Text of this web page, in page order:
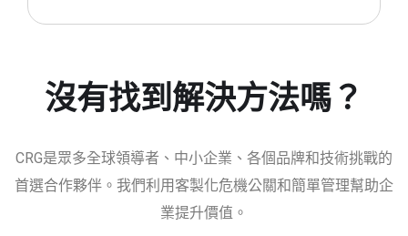
沒有找到解決方法嗎？
CRG是眾多全球領導者、中小企業、各個品牌和技術挑戰的
首選合作夥伴。我們利用客製化危機公關和簡單管理幫助企
業提升價值。